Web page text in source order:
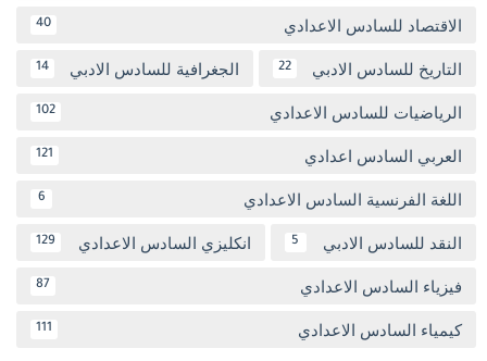
الاقتصاد للسادس الاعدادي 40
التاريخ للسادس الادبي 22 الجغرافية للسادس الادبي 14
الرياضيات للسادس الاعدادي 102
العربي السادس اعدادي 121
اللغة الفرنسية السادس الاعدادي 6
النقد للسادس الادبي 5 انكليزي السادس الاعدادي 129
فيزياء السادس الاعدادي 87
كيمياء السادس الاعدادي 111